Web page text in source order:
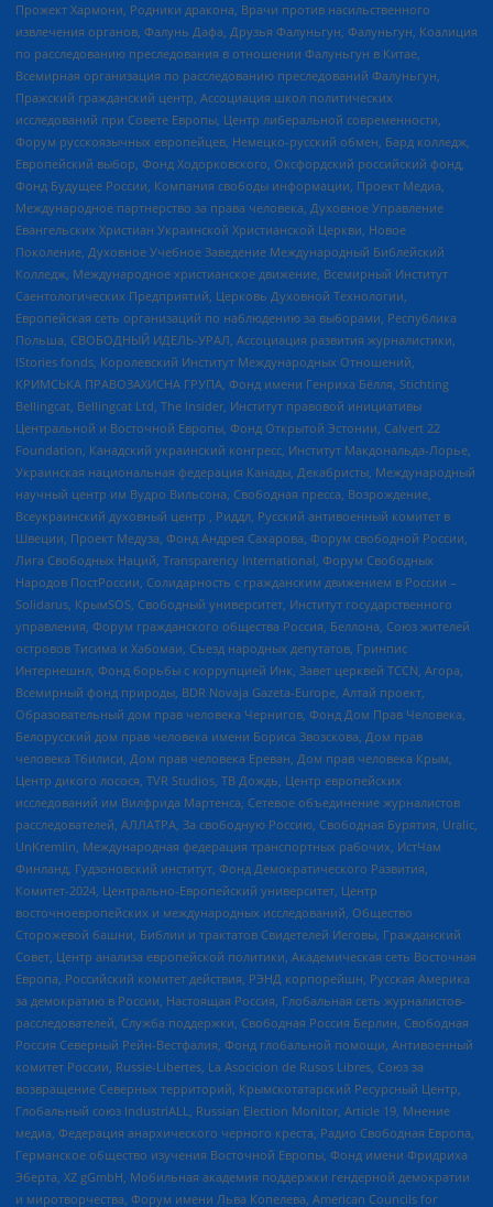
Прожект Хармони, Родники дракона, Врачи против насильственного
извлечения органов, Фалунь Дафа, Друзья Фалуньгун, Фалуньгун, Коалиция
по расследованию преследования в отношении Фалуньгун в Китае,
Всемирная организация по расследованию преследований Фалуньгун,
Пражский гражданский центр, Ассоциация школ политических
исследований при Совете Европы, Центр либеральной современности,
Форум русскоязычных европейцев, Немецко-русский обмен, Бард колледж,
Европейский выбор, Фонд Ходорковского, Оксфордский российский фонд,
Фонд Будущее России, Компания свободы информации, Проект Медиа,
Международное партнерство за права человека, Духовное Управление
Евангельских Христиан Украинской Христианской Церкви, Новое
Поколение, Духовное Учебное Заведение Международный Библейский
Колледж, Международное христианское движение, Всемирный Институт
Саентологических Предприятий, Церковь Духовной Технологии,
Европейская сеть организаций по наблюдению за выборами, Республика
Польша, СВОБОДНЫЙ ИДЕЛЬ-УРАЛ, Ассоциация развития журналистики,
IStories fonds, Королевский Институт Международных Отношений,
КРИМСЬКА ПРАВОЗАХИСНА ГРУПА, Фонд имени Генриха Бёлля, Stichting
Bellingcat, Bellingcat Ltd, The Insider, Институт правовой инициативы
Центральной и Восточной Европы, Фонд Открытой Эстонии, Calvert 22
Foundation, Канадский украинский конгресс, Институт Макдональда-Лорье,
Украинская национальная федерация Канады, Декабристы, Международный
научный центр им Вудро Вильсона, Свободная пресса, Возрождение,
Всеукраинский духовный центр , Риддл, Русский антивоенный комитет в
Швеции, Проект Медуза, Фонд Андрея Сахарова, Форум свободной России,
Лига Свободных Наций, Transparеncy International, Форум Свободных
Народов ПостРоссии, Солидарность с гражданским движением в России –
Solidarus, КрымSOS, Свободный университет, Институт государственного
управления, Форум гражданского общества Россия, Беллона, Союз жителей
островов Тисима и Хабомаи, Съезд народных депутатов, Гринпис
Интернешнл, Фонд борьбы с коррупцией Инк, Завет церквей TCCN, Агора,
Всемирный фонд природы, BDR Novaja Gazeta-Europe, Алтай проект,
Образовательный дом прав человека Чернигов, Фонд Дом Прав Человека,
Белорусский дом прав человека имени Бориса Звозскова, Дом прав
человека Тбилиси, Дом прав человека Ереван, Дом прав человека Крым,
Центр дикого лосося, TVR Studios, ТВ Дождь, Центр европейских
исследований им Вилфрида Мартенса, Сетевое объединение журналистов
расследователей, АЛЛАТРА, За свободную Россию, Свободная Бурятия, Uralic,
UnKremlin, Международная федерация транспортных рабочих, ИстЧам
Финланд, Гудзоновский институт, Фонд Демократического Развития,
Комитет-2024, Центрально-Европейский университет, Центр
восточноевропейских и международных исследований, Общество
Сторожевой башни, Библии и трактатов Свидетелей Иеговы, Гражданский
Совет, Центр анализа европейской политики, Академическая сеть Восточная
Европа, Российский комитет действия, РЭНД корпорейшн, Русская Америка
за демократию в России, Настоящая Россия, Глобальная сеть журналистов-
расследователей, Служба поддержки, Свободная Россия Берлин, Свободная
Россия Северный Рейн-Вестфалия, Фонд глобальной помощи, Антивоенный
комитет России, Russie-Libertes, La Asocicion de Rusos Libres, Союз за
возвращение Северных территорий, Крымскотатарский Ресурсный Центр,
Глобальный союз IndustriALL, Russian Election Monitor, Article 19, Мнение
медиа, Федерация анархического черного креста, Радио Свободная Европа,
Германское общество изучения Восточной Европы, Фонд имени Фридриха
Эберта, XZ gGmbH, Мобильная академия поддержки гендерной демократии
и миротворчества, Форум имени Льва Копелева, American Councils for